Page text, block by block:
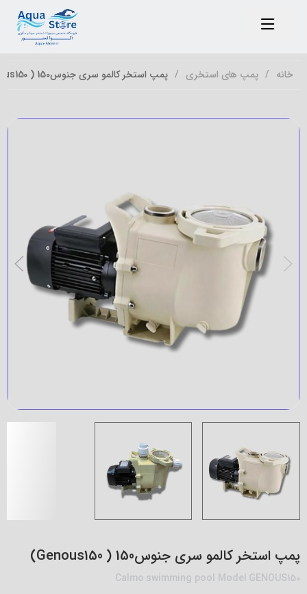
خانه پمپ های استخری پمپ استخر کالمو سری جنوس150 ( Genous150)
پمپ استخر کالمو سری جنوس150 ( Genous150)
Calmo swimming pool Model GENOUS150